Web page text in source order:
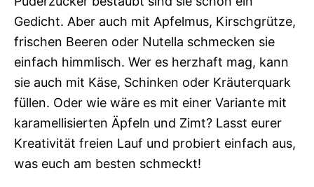
Gedicht. Aber auch mit Apfelmus, Kirschgrütze,
frischen Beeren oder Nutella schmecken sie
einfach himmlisch. Wer es herzhaft mag, kann
sie auch mit Käse, Schinken oder Kräuterquark
füllen. Oder wie wäre es mit einer Variante mit
karamellisierten Äpfeln und Zimt? Lasst eurer
Kreativität freien Lauf und probiert einfach aus,
was euch am besten schmeckt!